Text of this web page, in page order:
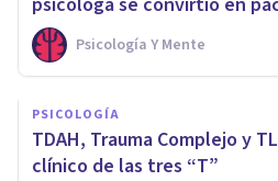
Psicología Y Mente
PSICOLOGÍA
TDAH, Trauma Complejo y
clínico de las tres “T”